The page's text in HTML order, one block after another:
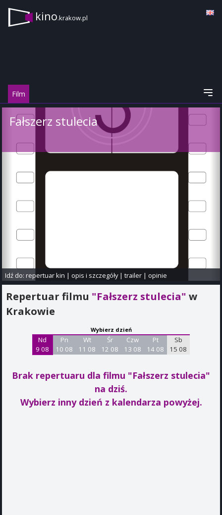
kino.krakow.pl
Film
Fałszerz stulecia
Idź do:repertuar kin |opis i szczegóły|trailer |opinie
Repertuar filmu "Fałszerz stulecia" w
Krakowie
Wybierz dzień
Nd
9 08
Pn
10 08
Wt
11 08
Śr
12 08
Czw
13 08
Pt
14 08
Sb
15 08
Brak repertuaru dla filmu "Fałszerz stulecia"
na dziś.
Wybierz inny dzień z kalendarza powyżej.